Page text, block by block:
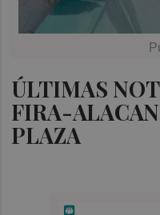
ÚLTIMAS
FIRA-
PLAZA